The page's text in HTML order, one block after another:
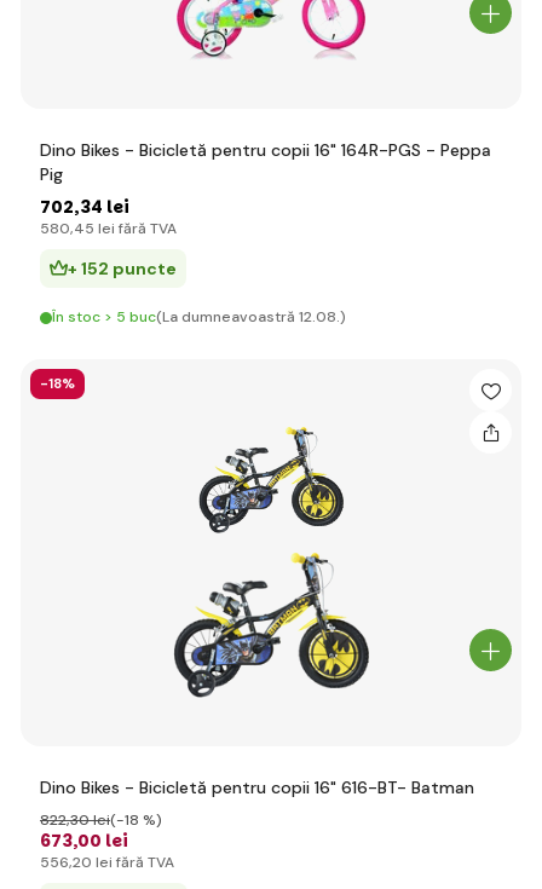
Dino Bikes - Bicicletă pentru copii 16" 164R-PGS - Peppa
Pig
702,34 lei
580,45 lei fără TVA
+ 152 puncte
În stoc > 5 buc(La dumneavoastră 12.08.)
-18%
Dino Bikes - Bicicletă pentru copii 16" 616-BT- Batman
673,00 lei
822,30 lei(-18 %)
556,20 lei fără TVA